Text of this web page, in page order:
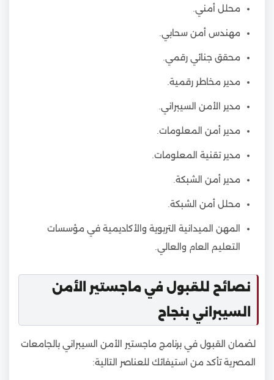
محلل أمني.
مهندس أمن سحابي.
محقق جنائي رقمي.
مدير مخاطر رقمية.
مدير الأمن السيبراني.
مدير أمن المعلومات.
مدير تقنية المعلومات.
مدير أمن الشبكة.
محلل أمن الشبكة.
المهن الميدانية التربوية والأكاديمية في مؤسسات
التعليم العام والعالي.
نصائح للقبول في ماجستير الأمن
السيبراني بنجاح
لضمان القبول في برنامج ماجستير الأمن السيبراني بالجامعات
المصرية تأكد من استيفائك للعناصر التالية: